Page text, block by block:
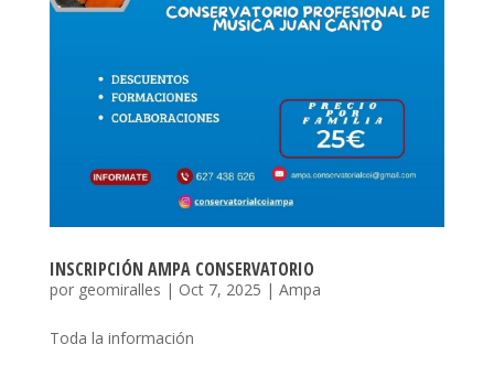
INSCRIPCIÓN AMPA CONSERVATORIO
por geomiralles | Oct 7, 2025 | Ampa
Toda la información